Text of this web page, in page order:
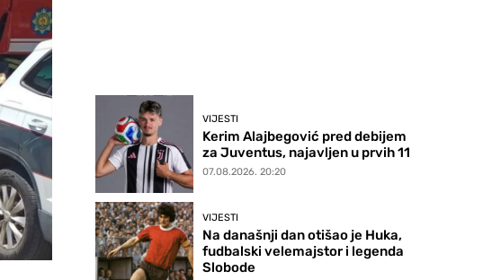
VIJESTI
Kerim Alajbegović pred debijem
za Juventus, najavljen u prvih 11
07.08.2026. 20:20
VIJESTI
Na današnji dan otišao je Huka,
fudbalski velemajstor i legenda
Slobode